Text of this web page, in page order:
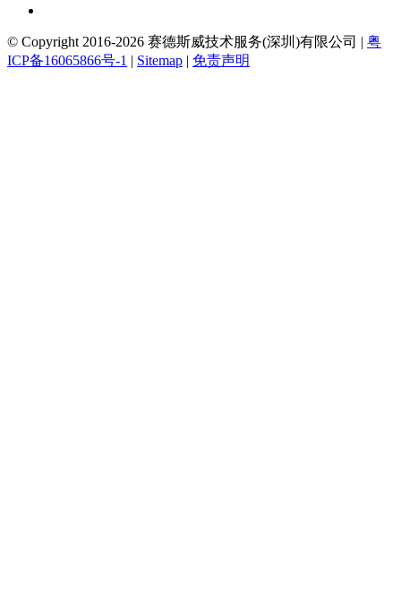
© Copyright 2016-2026 赛德斯威技术服务(深圳)有限公司 | 粤
ICP备16065866号-1 | Sitemap | 免责声明